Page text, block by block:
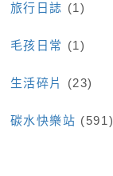
旅行日誌 (1)
毛孩日常 (1)
生活碎片 (23)
碳水快樂站 (591)